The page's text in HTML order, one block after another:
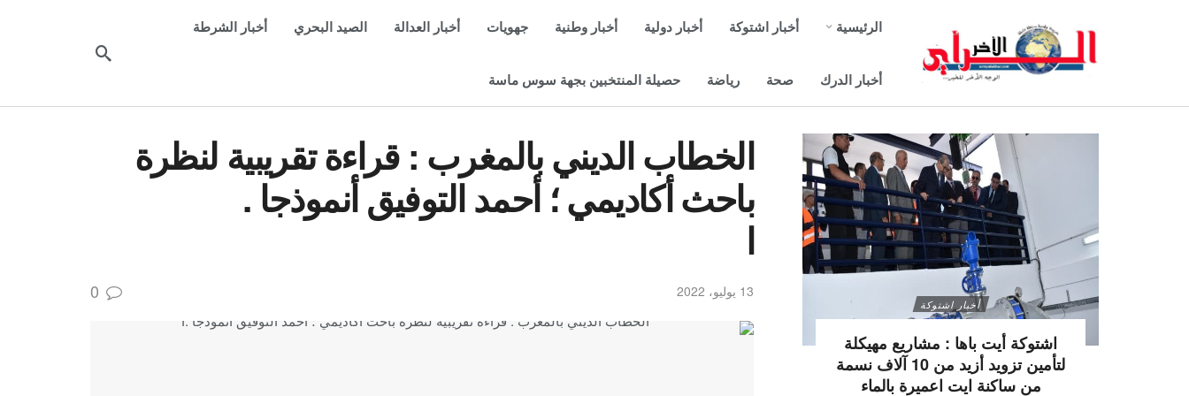
الرئيسية أخبار اشتوكة أخبار دولية أخبار وطنية جهويات أخبار العدالة الصيد البحري أخبار الشرطة
أخبار الدرك صحة رياضة حصيلة المنتخبين بجهة سوس ماسة
الخطاب الديني بالمغرب : قراءة تقريبية لنظرة
باحث أكاديمي ؛ أحمد التوفيق أنموذجا .
ا
13 يوليو، 2022 0
أخبار اشتوكة
اشتوكة أيت باها : مشاريع مهيكلة
لتأمين تزويد أزيد من 10 آلاف نسمة
من ساكنة ايت اعميرة بالماء